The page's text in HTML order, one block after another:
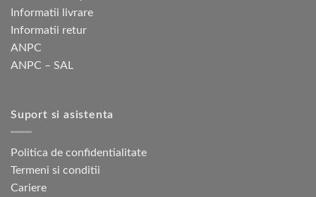
Informatii livrare
Informatii retur
ANPC
ANPC – SAL
Suport si asistenta
Politica de confidentialitate
Termeni si conditii
Cariere